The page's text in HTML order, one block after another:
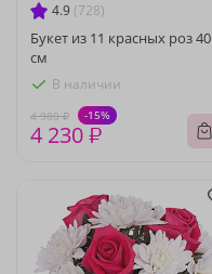
4.9 (728)
Букет из 11 красных роз 40
см
В наличии
4 980 ₽ -15%
4 230 ₽